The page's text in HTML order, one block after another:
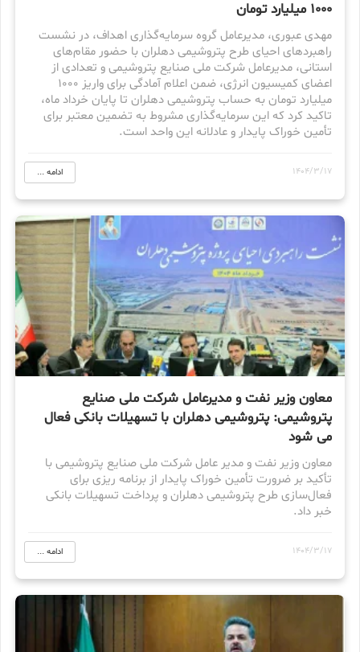
۱۰۰۰ میلیارد تومان
مهدی عبوری، مدیرعامل گروه سرمایه‌گذاری اهداف، در نشست
راهبردهای احیای طرح پتروشیمی دهلران با حضور مقام‌های
استانی، مدیرعامل شرکت ملی صنایع پتروشیمی و تعدادی از
اعضای کمیسیون انرژی، ضمن اعلام آمادگی برای واریز 1000
میلیارد تومان به حساب پتروشیمی دهلران تا پایان خرداد ماه،
تاکید کرد که این سرمایه‌گذاری مشروط به تضمین معتبر برای
تأمین خوراک پایدار و عادلانه این واحد است.
1404/3/17 ادامه ...
معاون وزیر نفت و مدیرعامل شرکت ملی صنایع
پتروشیمی: پتروشیمی دهلران با تسهیلات بانکی فعال
می شود
معاون وزیر نفت و مدیر عامل شرکت ملی صنایع پتروشیمی با
تأکید بر ضرورت تأمین خوراک پایدار از برنامه‌ ریزی برای
فعال‌سازی طرح پتروشیمی دهلران و پرداخت تسهیلات بانکی
خبر داد.
1404/3/17 ادامه ...